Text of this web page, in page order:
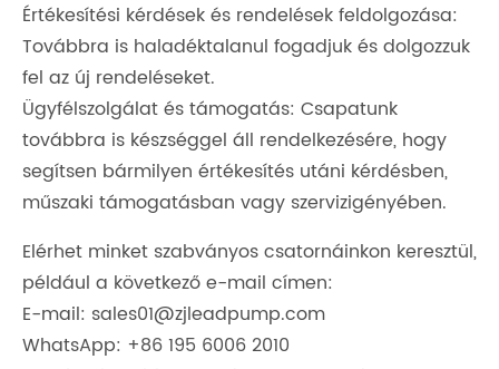
Értékesítési kérdések és rendelések feldolgozása:
Továbbra is haladéktalanul fogadjuk és dolgozzuk
fel az új rendeléseket.
Ügyfélszolgálat és támogatás: Csapatunk
továbbra is készséggel áll rendelkezésére, hogy
segítsen bármilyen értékesítés utáni kérdésben,
műszaki támogatásban vagy szervizigényében.
Elérhet minket szabványos csatornáinkon keresztül,
például a következő e-mail címen:
E-mail: sales01@zjleadpump.com
WhatsApp: +86 195 6006 2010